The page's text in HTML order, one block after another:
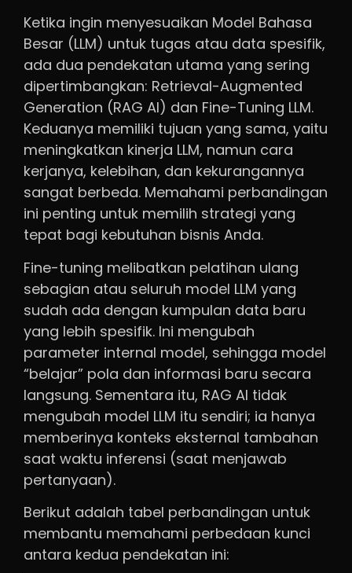
Ketika ingin menyesuaikan Model Bahasa
Besar (LLM) untuk tugas atau data spesifik,
ada dua pendekatan utama yang sering
dipertimbangkan: Retrieval-Augmented
Generation (RAG AI) dan Fine-Tuning LLM.
Keduanya memiliki tujuan yang sama, yaitu
meningkatkan kinerja LLM, namun cara
kerjanya, kelebihan, dan kekurangannya
sangat berbeda. Memahami perbandingan
ini penting untuk memilih strategi yang
tepat bagi kebutuhan bisnis Anda.
Fine-tuning melibatkan pelatihan ulang
sebagian atau seluruh model LLM yang
sudah ada dengan kumpulan data baru
yang lebih spesifik. Ini mengubah
parameter internal model, sehingga model
“belajar” pola dan informasi baru secara
langsung. Sementara itu, RAG AI tidak
mengubah model LLM itu sendiri; ia hanya
memberinya konteks eksternal tambahan
saat waktu inferensi (saat menjawab
pertanyaan).
Berikut adalah tabel perbandingan untuk
membantu memahami perbedaan kunci
antara kedua pendekatan ini: